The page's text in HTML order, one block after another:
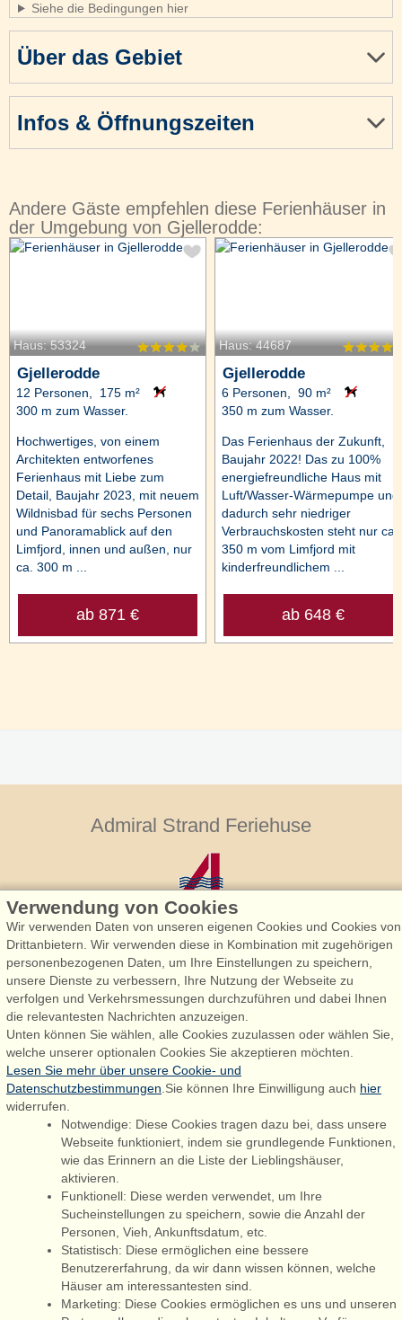
Über das Gebiet
Infos & Öffnungszeiten
Siehe die Bedingungen hier
Andere Gäste empfehlen diese Ferienhäuser in
der Umgebung von Gjellerodde:
Haus: 53324
Gjellerodde
12 Personen, 175 m²
300 m zum Wasser.
Hochwertiges, von einem
Architekten entworfenes
Ferienhaus mit Liebe zum
Detail, Baujahr 2023, mit neuem
Wildnisbad für sechs Personen
und Panoramablick auf den
Limfjord, innen und außen, nur
ca. 300 m ...
ab 871 €
Haus: 44687
Gjellerodde
6 Personen, 90 m²
350 m zum Wasser.
Das Ferienhaus der Zukunft,
Baujahr 2022! Das zu 100%
energiefreundliche Haus mit
Luft/Wasser-Wärmepumpe und
dadurch sehr niedriger
Verbrauchskosten steht nur ca.
350 m vom Limfjord mit
kinderfreundlichem ...
ab 648 €
Admiral Strand Feriehuse
Admiral Strand Feriehuse, Lønne
Houstrupvej 170, Lønne
6830 Nørre Nebel
booking@admiralstrand.com
+45 70 60 87 78
Følg os på: Facebook
Admiral Strand Feriehuse ApS | CVR 27 23 39 10 |
Verwendung von Cookies
Wir verwenden Daten von unseren eigenen Cookies und Cookies von
Drittanbietern. Wir verwenden diese in Kombination mit zugehörigen
personenbezogenen Daten, um Ihre Einstellungen zu speichern,
unsere Dienste zu verbessern, Ihre Nutzung der Webseite zu
verfolgen und Verkehrsmessungen durchzuführen und dabei Ihnen
die relevantesten Nachrichten anzuzeigen.
Unten können Sie wählen, alle Cookies zuzulassen oder wählen Sie,
welche unserer optionalen Cookies Sie akzeptieren möchten.
Lesen Sie mehr über unsere Cookie- und
Datenschutzbestimmungen .Sie können Ihre Einwilligung auch hier
widerrufen.
Notwendige: Diese Cookies tragen dazu bei, dass unsere
Webseite funktioniert, indem sie grundlegende Funktionen,
wie das Erinnern an die Liste der Lieblingshäuser,
aktivieren.
Funktionell: Diese werden verwendet, um Ihre
Sucheinstellungen zu speichern, sowie die Anzahl der
Personen, Vieh, Ankunftsdatum, etc.
Statistisch: Diese ermöglichen eine bessere
Benutzererfahrung, da wir dann wissen können, welche
Häuser am interessantesten sind.
Marketing: Diese Cookies ermöglichen es uns und unseren